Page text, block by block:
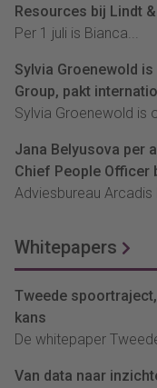
Resources bij Lindt
Per 1 juli is Bianca...
Sylvia Groenewold is
Group, pakt
Sylvia Groenewold is
Jana Belyusova per
Chief People Officer
Adviesbureau
Whitepapers
Tweede
kans
De whitepaper
Van data naar